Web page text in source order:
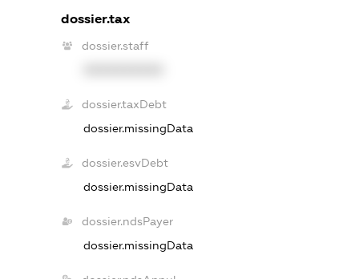
dossier.tax
dossier.staff
dossier.taxDebt
dossier.missingData
dossier.esvDebt
dossier.missingData
dossier.ndsPayer
dossier.missingData